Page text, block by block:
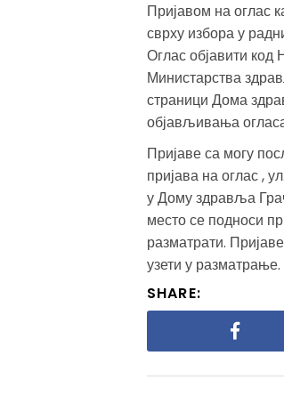
Пријавом на оглас
сврху избора у
Оглас објавити
Министарства
страници Дома
објављивања
Пријаве са могу
пријава на оглас ,
у Дому здравља
место се подноси
разматрати.
узети у разматрање.
SHARE: